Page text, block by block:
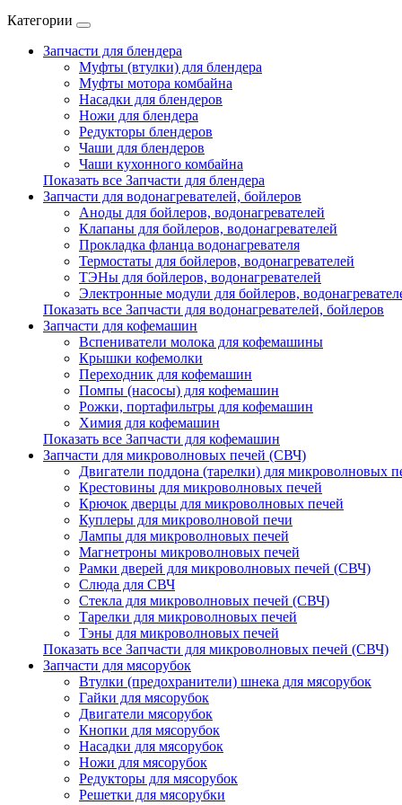
Категории
Запчасти для блендера
Муфты (втулки) для блендера
Муфты мотора комбайна
Насадки для блендеров
Ножи для блендера
Редукторы блендеров
Чаши для блендеров
Чаши кухонного комбайна
Показать все Запчасти для блендера
Запчасти для водонагревателей, бойлеров
Аноды для бойлеров, водонагревателей
Клапаны для бойлеров, водонагревателей
Прокладка фланца водонагревателя
Термостаты для бойлеров, водонагревателей
ТЭНы для бойлеров, водонагревателей
Электронные модули для бойлеров,
Показать все Запчасти для водонагревателей, бойлеров
Запчасти для кофемашин
Вспениватели молока для кофемашины
Крышки кофемолки
Переходник для кофемашин
Помпы (насосы) для кофемашин
Рожки, портафильтры для кофемашин
Химия для кофемашин
Показать все Запчасти для кофемашин
Запчасти для микроволновых печей (СВЧ)
Двигатели поддона (тарелки) для микроволновых
Крестовины для микроволновых печей
Крючок дверцы для микроволновых печей
Куплеры для микроволновой печи
Лампы для микроволновых печей
Магнетроны микроволновых печей
Рамки дверей для микроволновых печей (СВЧ)
Слюда для СВЧ
Стекла для микроволновых печей (СВЧ)
Тарелки для микроволновых печей
Тэны для микроволновых печей
Показать все Запчасти для микроволновых печей (СВЧ)
Запчасти для мясорубок
Втулки (предохранители) шнека для мясорубок
Гайки для мясорубок
Двигатели мясорубок
Кнопки для мясорубок
Насадки для мясорубок
Ножи для мясорубок
Редукторы для мясорубок
Решетки для мясорубки